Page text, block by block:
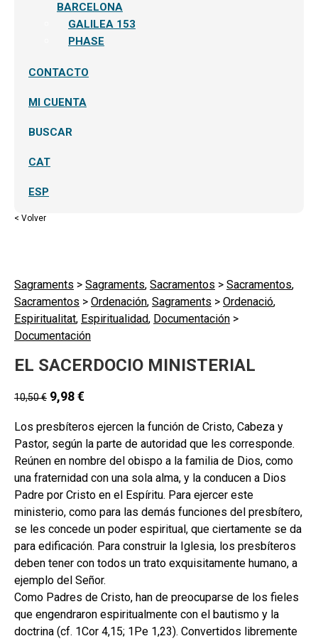
BARCELONA
GALILEA 153
PHASE
CONTACTO
MI CUENTA
BUSCAR
CAT
ESP
< Volver
Sagraments > Sagraments, Sacramentos > Sacramentos,
Sacramentos > Ordenación, Sagraments > Ordenació,
Espiritualitat, Espiritualidad, Documentación >
Documentación
EL SACERDOCIO MINISTERIAL
10,50€ 9,98€
Los presbíteros ejercen la función de Cristo, Cabeza y
Pastor, según la parte de autoridad que les corresponde.
Reúnen en nombre del obispo a la familia de Dios, como
una fraternidad con una sola alma, y la conducen a Dios
Padre por Cristo en el Espíritu. Para ejercer este
ministerio, como para las demás funciones del presbítero,
se les concede un poder espiritual, que ciertamente se da
para edificación. Para construir la Iglesia, los presbíteros
deben tener con todos un trato exquisitamente humano, a
ejemplo del Señor.
Como Padres de Cristo, han de preocuparse de los fieles
que engendraron espiritualmente con el bautismo y la
doctrina (cf. 1Cor 4,15; 1Pe 1,23). Convertidos libremente